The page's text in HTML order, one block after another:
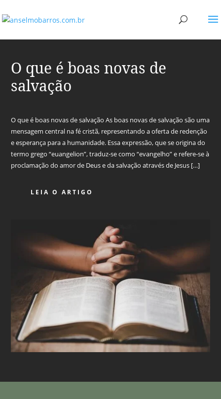
O que é boas novas de
salvação
O que é boas novas de salvação As boas novas de salvação são uma
mensagem central na fé cristã, representando a oferta de redenção
e esperança para a humanidade. Essa expressão, que se origina do
termo grego “euangelion”, traduz-se como “evangelho” e refere-se à
proclamação do amor de Deus e da salvação através de Jesus […]
LEIA O ARTIGO